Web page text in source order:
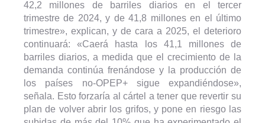
42,2 millones de barriles diarios en el tercer
trimestre de 2024, y de 41,8 millones en el último
trimestre», explican, y de cara a 2025, el deterioro
continuará: «Caerá hasta los 41,1 millones de
barriles diarios, a medida que el crecimiento de la
demanda continúa frenándose y la producción de
los países no-OPEP+ sigue expandiéndose»,
señala. Esto forzaría al cártel a tener que revertir su
plan de volver abrir los grifos, y pone en riesgo las